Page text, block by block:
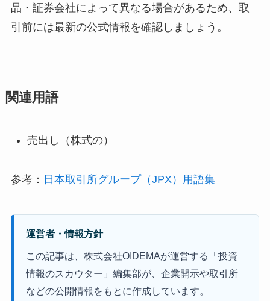
品・証券会社によって異なる場合があるため、取
引前には最新の公式情報を確認しましょう。
関連用語
売出し（株式の）
参考： 日本取引所グループ（JPX）用語集
運営者・情報方針
この記事は、株式会社OIDEMAが運営する「投資
情報のスカウター」編集部が、企業開示や取引所
などの公開情報をもとに作成しています。